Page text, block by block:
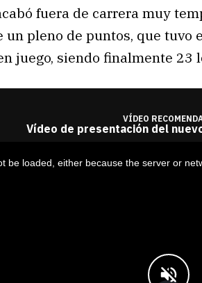
fuera de carrera muy
un pleno de puntos, que tuvo
juego, siendo finalmente 23
VÍDEO
Vídeo de presentación del
be loaded, either because the server or